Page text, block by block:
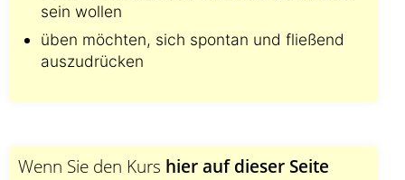
sein wollen
üben möchten, sich spontan und fließend
auszudrücken
Wenn Sie den Kurs hier auf dieser Seite